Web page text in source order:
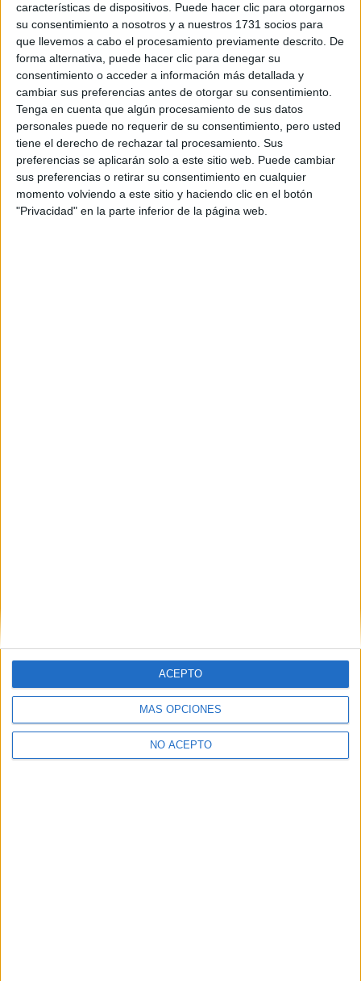
características de dispositivos. Puede hacer clic para otorgarnos
su consentimiento a nosotros y a nuestros 1731 socios para
que llevemos a cabo el procesamiento previamente descrito. De
forma alternativa, puede hacer clic para denegar su
consentimiento o acceder a información más detallada y
cambiar sus preferencias antes de otorgar su consentimiento.
Tenga en cuenta que algún procesamiento de sus datos
personales puede no requerir de su consentimiento, pero usted
tiene el derecho de rechazar tal procesamiento. Sus
preferencias se aplicarán solo a este sitio web. Puede cambiar
sus preferencias o retirar su consentimiento en cualquier
momento volviendo a este sitio y haciendo clic en el botón
"Privacidad" en la parte inferior de la página web.
MÁS OPCIONES
NO ACEPTO
ACEPTO
¿En qué año terminas (o terminaste) bachillerato o FP?
Soy estudiante de:*
Términos y Condiciones de Uso
Aceptolos Términos y Condicionesde uso*
Y como regalo de agradecimiento, por registrarte te daremos
gratis una copia de nuestro ebook con 100 consejos para tu
primer año de universidad